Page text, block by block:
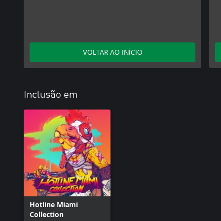
VOLTAR AO INÍCIO
Inclusão em
Hotline Miami
Collection